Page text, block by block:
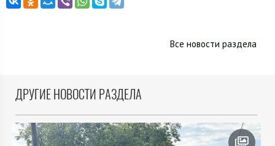
Все новости раздела
ДРУГИЕ НОВОСТИ РАЗДЕЛА